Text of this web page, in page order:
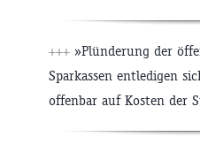
+++ »Plünderung der
Sparkassen entledigen
offenbar auf Kosten der